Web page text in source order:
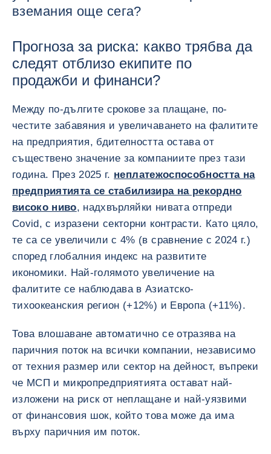
вземания още сега?
Прогноза за риска: какво трябва да
следят отблизо екипите по
продажби и финанси?
Между по-дългите срокове за плащане, по-
честите забавяния и увеличаването на фалитите
на предприятия, бдителността остава от
съществено значение за компаниите през тази
година. През 2025 г. неплатежоспособността на
предприятията се стабилизира на рекордно
високо ниво, надхвърляйки нивата отпреди
Covid, с изразени секторни контрасти. Като цяло,
те са се увеличили с 4% (в сравнение с 2024 г.)
според глобалния индекс на развитите
икономики. Най-голямото увеличение на
фалитите се наблюдава в Азиатско-
тихоокеанския регион (+12%) и Европа (+11%).
Това влошаване автоматично се отразява на
паричния поток на всички компании, независимо
от техния размер или сектор на дейност, въпреки
че МСП и микропредприятията остават най-
изложени на риск от неплащане и най-уязвими
от финансовия шок, който това може да има
върху паричния им поток.